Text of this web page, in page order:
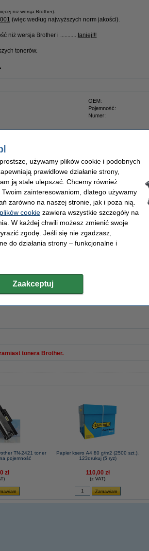
niż wersja Brother).
(więc według najwyższych norm jakości).
niż wersja Brother i ........... taniej!!!
tonerów.
OEM:
Pojemność:
Numer:
(5 ryz)
/ drum
tonera Brother.
TN-2421 toner
pojemność
zł
Papier ksero A4 80 g/m2 (2500 szt.),
123drukuj (5 ryz)
110,00 zł
(z VAT)
używamy plików cookie i podobnych
prawidłowe działanie strony,
ją stale ulepszać. Chcemy również
zainteresowaniom, dlatego używamy
zarówno na naszej stronie, jak i poza nią.
cookiezawiera wszystkie szczegóły na
W każdej chwili możesz zmienić swoje
zgodę. Jeśli się nie zgadzasz,
do działania strony – funkcjonalne i
Zaakceptuj